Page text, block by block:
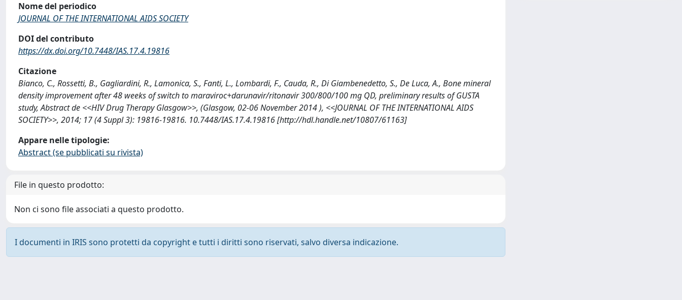
Nome del periodico
JOURNAL OF THE INTERNATIONAL AIDS SOCIETY
DOI del contributo
https://dx.doi.org/10.7448/IAS.17.4.19816
Citazione
Bianco, C., Rossetti, B., Gagliardini, R., Lamonica, S., Fanti, L., Lombardi, F., Cauda, R., Di Giambenedetto, S., De Luca, A., Bone mineral
density improvement after 48 weeks of switch to maraviroc+darunavir/ritonavir 300/800/100 mg QD, preliminary results of GUSTA
study, Abstract de <<HIV Drug Therapy Glasgow>>, (Glasgow, 02-06 November 2014 ), <<JOURNAL OF THE INTERNATIONAL AIDS
SOCIETY>>, 2014; 17 (4 Suppl 3): 19816-19816. 10.7448/IAS.17.4.19816 [http://hdl.handle.net/10807/61163]
Appare nelle tipologie:
Abstract (se pubblicati su rivista)
File in questo prodotto:
Non ci sono file associati a questo prodotto.
I documenti in IRIS sono protetti da copyright e tutti i diritti sono riservati, salvo diversa indicazione.